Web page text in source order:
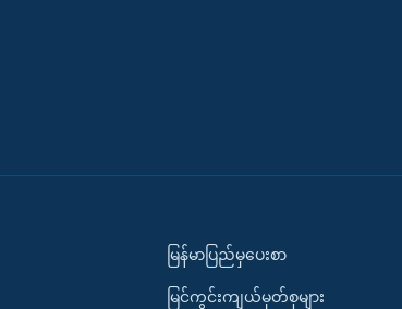
မြန်မာပြည်မှပေးစာ
မြင်ကွင်းကျယ်မှတ်စုများ